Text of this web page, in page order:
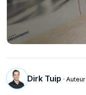
Dirk Tuip · Auteur